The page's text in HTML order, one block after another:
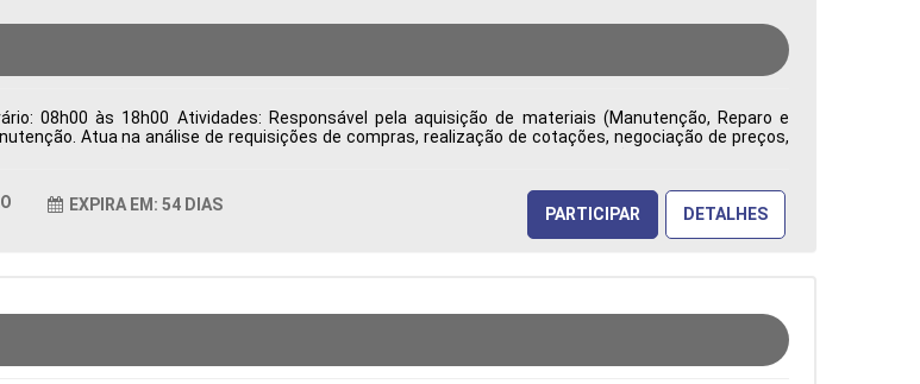
08h00 às 18h00 Atividades: Responsável pela aquisição de materiais (Manutenção, Reparo e
Atua na análise de requisições de compras, realização de cotações, negociação de preços,
da área de Suprimentos para apoiar a gestão na tomada de decisões Tipo de contratação: CLT
Acadêmica: Características Comportamentais:
EXPIRA EM: 54 DIAS PARTICIPAR DETALHES